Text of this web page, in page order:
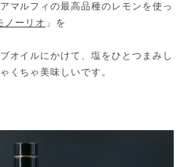
マルフィの最高品種のレモンを使っ
ノーリオ 」を
オイルにかけて、塩をひとつまみし
くちゃ美味しいです。